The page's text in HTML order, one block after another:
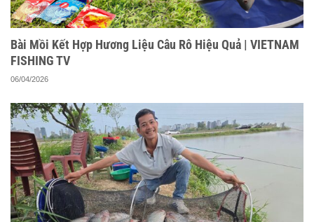
Bài Mồi Kết Hợp Hương Liệu Câu Rô Hiệu Quả | VIETNAM
FISHING TV
06/04/2026